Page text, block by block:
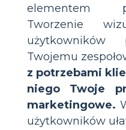
elementem
Tworzenie
Twojemu
z potrzebami
niego Twoje
marketingowe.
użytkowników